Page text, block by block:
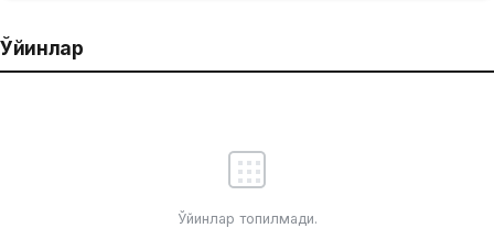
Ўйинлар
Ўйинлар топилмади.